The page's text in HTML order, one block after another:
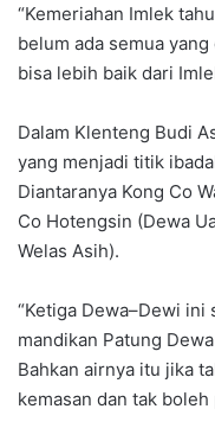
“Kemeriahan Imlek
belum ada semua
bisa lebih baik dari
Dalam Klenteng Budi
yang menjadi titik
Diantaranya Kong Co
Co Hotengsin (Dewa
Welas Asih).
“Ketiga Dewa–Dewi ini
mandikan Patung
Bahkan airnya itu jika
kemasan dan tak boleh